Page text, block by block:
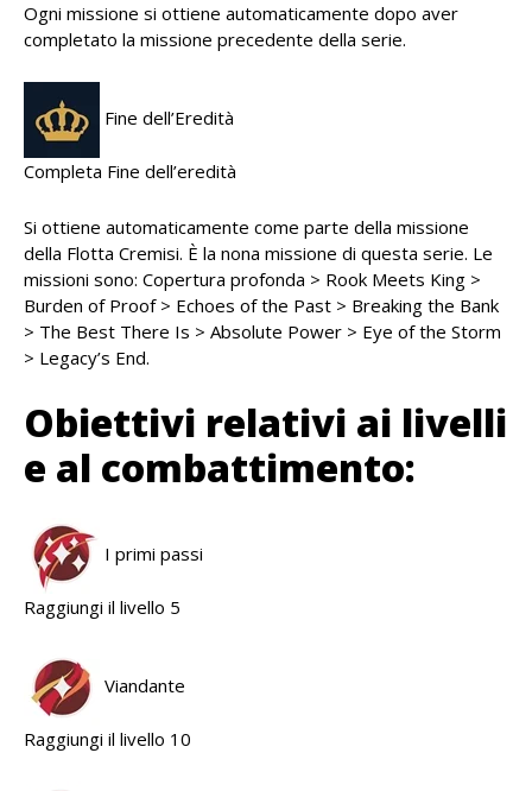
Ogni missione si ottiene automaticamente dopo aver
completato la missione precedente della serie.
Fine dell’Eredità
Completa Fine dell’eredità
Si ottiene automaticamente come parte della missione
della Flotta Cremisi. È la nona missione di questa serie. Le
missioni sono: Copertura profonda > Rook Meets King >
Burden of Proof > Echoes of the Past > Breaking the Bank
> The Best There Is > Absolute Power > Eye of the Storm
> Legacy’s End.
Obiettivi relativi ai livelli
e al combattimento:
I primi passi
Raggiungi il livello 5
Viandante
Raggiungi il livello 10